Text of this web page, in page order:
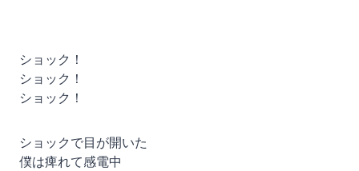
ショック！
ショック！
ショック！
ショックで目が開いた
僕は痺れて感電中